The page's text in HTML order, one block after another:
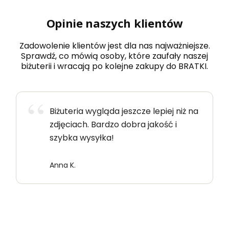
Opinie naszych klientów
Zadowolenie klientów jest dla nas najważniejsze.
Sprawdź, co mówią osoby, które zaufały naszej
biżuterii i wracają po kolejne zakupy do BRATKI.
Biżuteria wygląda jeszcze lepiej niż na
zdjęciach. Bardzo dobra jakość i
szybka wysyłka!
Anna K.